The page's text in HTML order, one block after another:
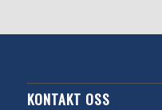
KONTAKT OSS